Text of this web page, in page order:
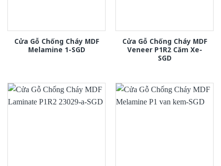
Cửa Gỗ Chống Cháy MDF
Melamine 1-SGD
Cửa Gỗ Chống Cháy MDF
Veneer P1R2 Căm Xe-
SGD